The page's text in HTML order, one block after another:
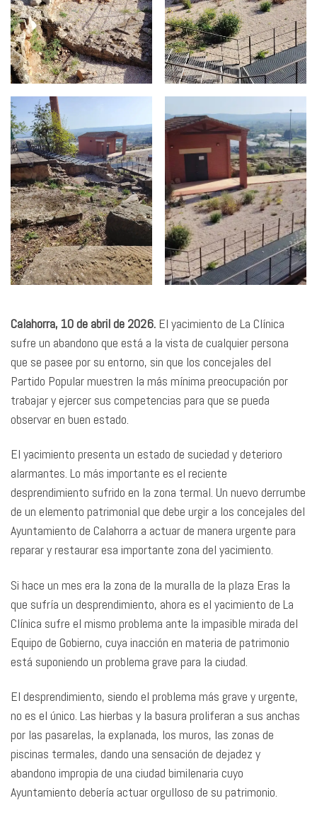
Calahorra, 10 de abril de 2026. El yacimiento de La Clínica
sufre un abandono que está a la vista de cualquier persona
que se pasee por su entorno, sin que los concejales del
Partido Popular muestren la más mínima preocupación por
trabajar y ejercer sus competencias para que se pueda
observar en buen estado.
El yacimiento presenta un estado de suciedad y deterioro
alarmantes. Lo más importante es el reciente
desprendimiento sufrido en la zona termal. Un nuevo derrumbe
de un elemento patrimonial que debe urgir a los concejales del
Ayuntamiento de Calahorra a actuar de manera urgente para
reparar y restaurar esa importante zona del yacimiento.
Si hace un mes era la zona de la muralla de la plaza Eras la
que sufría un desprendimiento, ahora es el yacimiento de La
Clínica sufre el mismo problema ante la impasible mirada del
Equipo de Gobierno, cuya inacción en materia de patrimonio
está suponiendo un problema grave para la ciudad.
El desprendimiento, siendo el problema más grave y urgente,
no es el único. Las hierbas y la basura proliferan a sus anchas
por las pasarelas, la explanada, los muros, las zonas de
piscinas termales, dando una sensación de dejadez y
abandono impropia de una ciudad bimilenaria cuyo
Ayuntamiento debería actuar orgulloso de su patrimonio.